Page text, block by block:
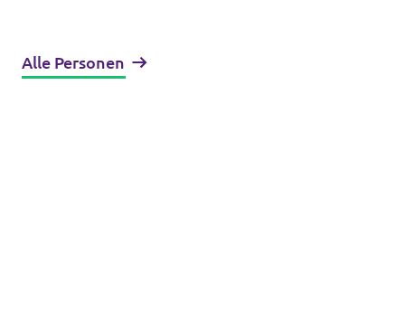
Alle Personen